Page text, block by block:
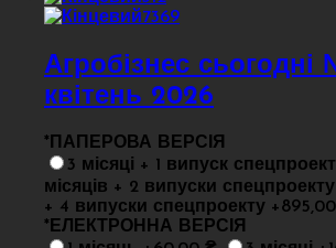
Агробізнес сьогодні
квітень 2026
* ПАПЕРОВА ВЕРСІЯ
3 місяці + 1 випуск
місяців + 2 випуски
+ 4 випуски спецпроекту
* ЕЛЕКТРОННА ВЕРСІЯ